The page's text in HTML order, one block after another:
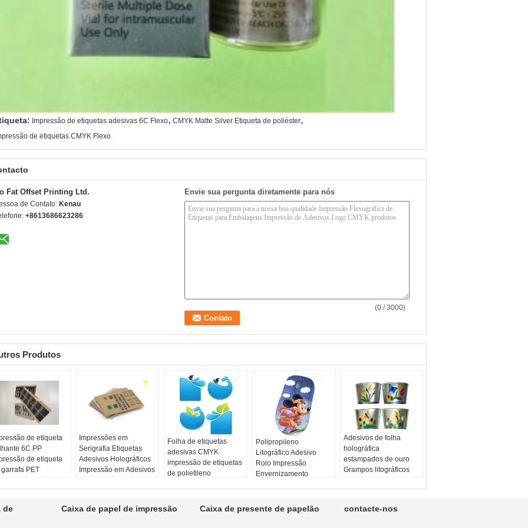
Impressão de etiquetas adesivas 6C Flexo, CMYK Matte Silver Etiqueta de poliéster,
de etiquetas CMYK Flexo
Fat Offset Printing Ltd.
de Contato: Kenau
+8613686623286
Envie sua pergunta diretamente para nós
(0 / 3000)
Produtos
de etiqueta
6C PP
de etiqueta
PET
fosco
Impressões em
Serigrafia Etiquetas
Adesivos Holográficos
Impressão em Adesivos
nome:Etiquetas
serigrafia
Folha de etiquetas
adesivas CMYK
impressão de etiquetas
de polietileno
Acabamento:
Envernizamento fosco
Polipropileno
Litográfico Adesivo
Rolo Impressão
Envernizamento
Litográfico de
Adesivos de folha
holográfica
estampados de ouro
Grampos litográficos
Cor:Flexográfico até 6
Acabamento:
de
Caixa de papel de impressão Caixa de presente de papelão contacte-nos